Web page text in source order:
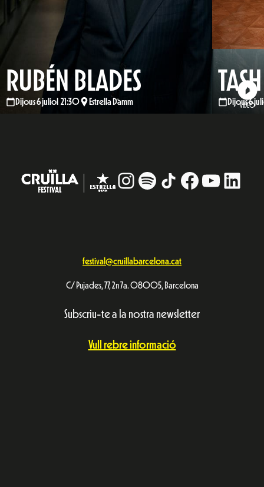
RUBÉN BLADES
Dijous 6 juliol 21:30 Estrella Damm VÍDEO
Dijous 6
Instagram
# TikTokFacebook
festival@cruillabarcelona.cat
C/ Pujades, 77, 2n 7a. 08005, Barcelona
Subscriu-te a la nostra newsletter
Vull rebre informació